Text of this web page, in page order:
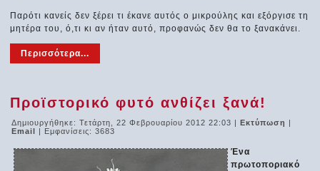
Παρότι κανείς δεν ξέρει τι έκανε αυτός ο μικρούλης και εξόργισε τη
μητέρα του, ό,τι κι αν ήταν αυτό, προφανώς δεν θα το ξανακάνει.
Περισσότερα...
Προϊστορικό φυτό ανθίζει ξανά!
Δημιουργήθηκε: Τετάρτη, 22 Φεβρουαρίου 2012 22:03 |Εκτύπωση |
Email | Εμφανίσεις: 3683
Ένα
πρωτοποριακό